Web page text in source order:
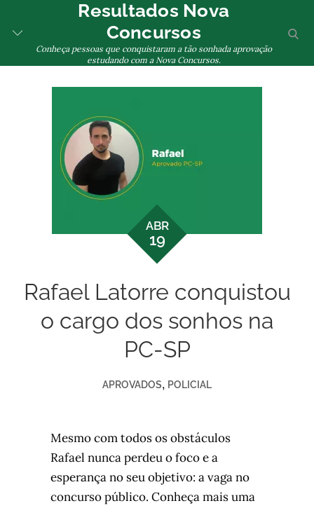
content
Toggle
Menu
Resultados Nova
Concursos
Conheça pessoas que conquistaram a tão sonhada aprovação
estudando com a Nova Concursos.
ABR
19
Rafael Latorre conquistou
o cargo dos sonhos na
PC-SP
APROVADOS, POLICIAL
Mesmo com todos os obstáculos
Rafael nunca perdeu o foco e a
esperança no seu objetivo: a vaga no
concurso público. Conheça mais uma